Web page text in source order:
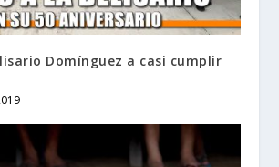
Domínguez a casi cumplir